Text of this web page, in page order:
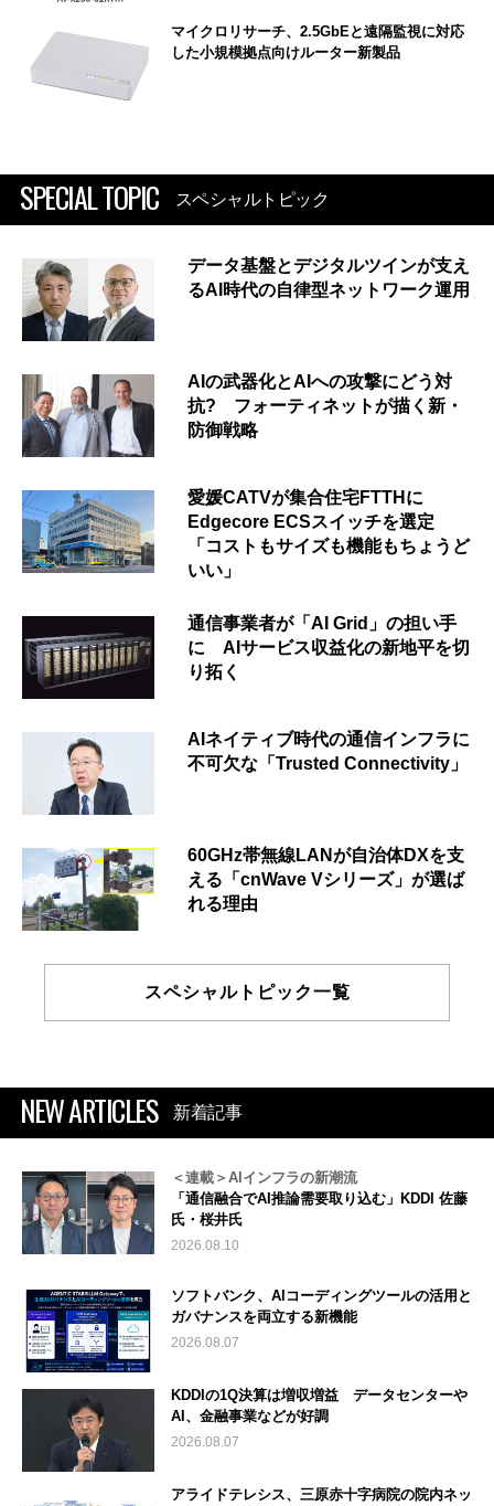
マイクロリサーチ、2.5GbEと遠隔監視に対応
した小規模拠点向けルーター新製品
SPECIAL TOPIC スペシャルトピック
データ基盤とデジタルツインが支え
るAI時代の自律型ネットワーク運用
AIの武器化とAIへの攻撃にどう対
抗? フォーティネットが描く新・
防御戦略
愛媛CATVが集合住宅FTTHに
Edgecore ECSスイッチを選定
「コストもサイズも機能もちょうど
いい」
通信事業者が「AI Grid」の担い手
に AIサービス収益化の新地平を切
り拓く
AIネイティブ時代の通信インフラに
不可欠な「Trusted Connectivity」
60GHz帯無線LANが自治体DXを支
える「cnWave Vシリーズ」が選ば
れる理由
スペシャルトピック一覧
NEW ARTICLES 新着記事
＜連載＞AIインフラの新潮流
「通信融合でAI推論需要取り込む」KDDI 佐藤
氏・桜井氏
2026.08.10
ソフトバンク、AIコーディングツールの活用と
ガバナンスを両立する新機能
2026.08.07
KDDIの1Q決算は増収増益 データセンターや
AI、金融事業などが好調
2026.08.07
アライドテレシス、三原赤十字病院の院内ネッ